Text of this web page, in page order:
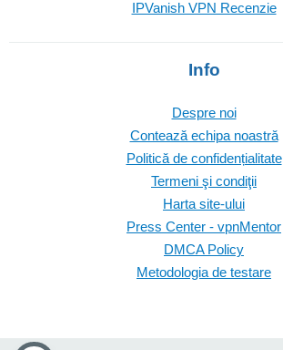
IPVanish VPN Recenzie
Info
Despre noi
Contează echipa noastră
Politică de confidențialitate
Termeni şi condiţii
Harta site-ului
Press Center - vpnMentor
DMCA Policy
Metodologia de testare